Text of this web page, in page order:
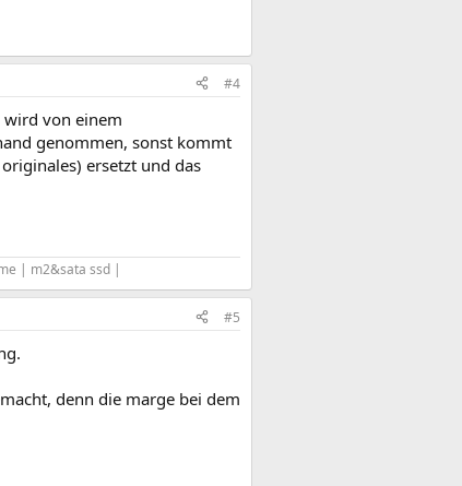
#4
von einem
genommen, sonst kommt
ersetzt und das
| m2&sata ssd |
#5
denn die marge bei dem